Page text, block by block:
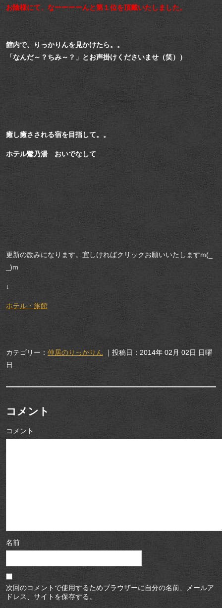
お陰様にて、なーーーーんと第１位を頂戴いたしました。
館内で、りっかりんを見かけたら。。
「なんだ～？ちみ～？」とお声掛けくださいませ（笑））
癒し癒さされる宿を目指して。。
ホテル鷺乃湯 おいでなして
更新の励みになります。宜しければクリックお願いいたしますm(_
_)m
↓
ホテル・旅館
カテゴリー： 仲居のりっかりん ｜投稿日：2014年 02月 02日 日曜
日
コメント
コメント
名前
次回のコメントで使用するためブラウザーに自分の名前、メールア
ドレス、サイトを保存する。